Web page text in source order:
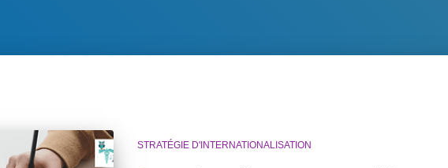
STRATÉGIE D'INTERNATIONALISATION